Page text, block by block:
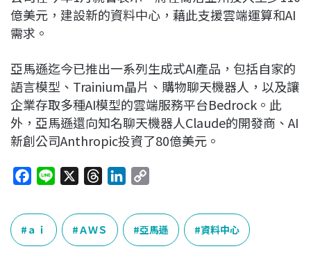
億美元，建設新的資料中心，藉此支援雲端運算和AI
需求。
亞馬遜迄今已推出一系列生成式AI產品，包括自家的
語言模型、Trainium晶片、購物聊天機器人，以及讓
企業存取多種AI模型的雲端服務平台Bedrock。此
外，亞馬遜還向知名聊天機器人Claude的開發商、AI
新創公司Anthropic投資了80億美元。
c
e
b
e
r
e
a
n
e
p
y
L
ａｉ ＡＷＳ 亞馬遜 資料中心